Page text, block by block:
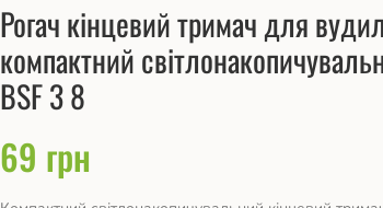
Рогач кінцевий тримач для
компактний
BSF 3 8
69 грн